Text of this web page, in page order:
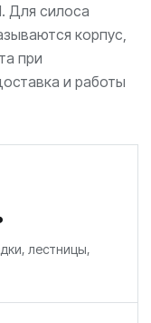
Для силоса
корпус,
при
и работы
лестницы,